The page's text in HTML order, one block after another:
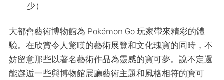
少）
大都會藝術博物館為 Pokémon Go 玩家帶來精彩的體
驗。在欣賞令人驚嘆的藝術展覽和文化瑰寶的同時，不
妨留意那些以著名藝術作品為靈感的寶可夢。說不定還
能邂逅一些與博物館展廳藝術主題和風格相符的寶可